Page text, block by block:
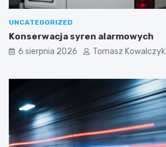
UNCATEGORIZED
Konserwacja syren alarmowych
6 sierpnia 2026 Tomasz Kowalczyk